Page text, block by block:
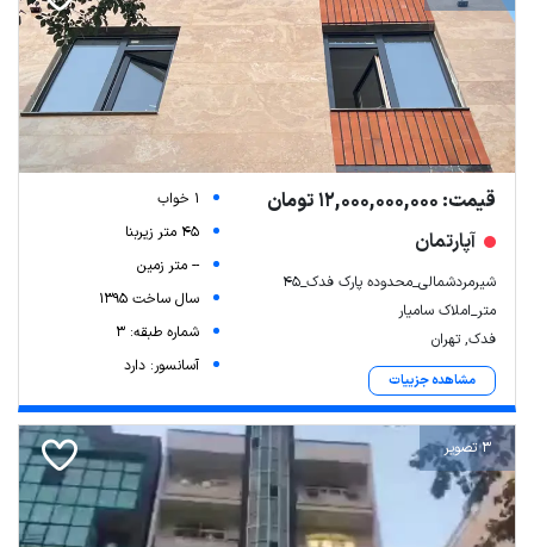
قیمت: 12,000,000,000 تومان
آپارتمان
شیرمردشمالی_محدوده پارک فدک_۴۵
متر_املاک سامیار
فدک, تهران
مشاهده جزییات
1 خواب
45 متر زیربنا
-- متر زمین
سال ساخت 1395
شماره طبقه: 3
آسانسور: دارد
3 تصویر